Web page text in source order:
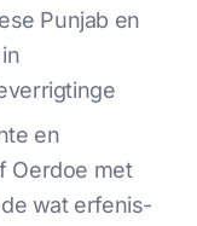
Punjab en
en
Oerdoe met
wat erfenis-